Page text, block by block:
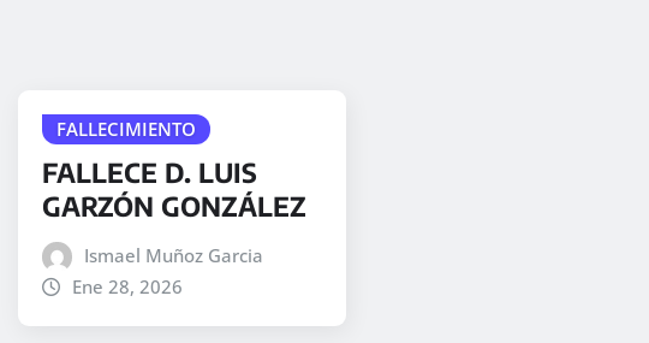
FALLECIMIENTO
FALLECE D. LUIS
GARZÓN GONZÁLEZ
Ismael Muñoz Garcia
Ene 28, 2026